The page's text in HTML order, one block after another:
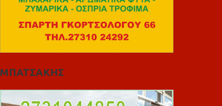
ΜΠΑΤΣΑΚΗΣ